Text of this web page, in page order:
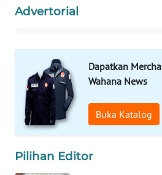
Advertorial
Dapatkan
Wahana News
Buka Katalog
Pilihan Editor
WAHANA
TRAVEL
WAHANA
TV
ID